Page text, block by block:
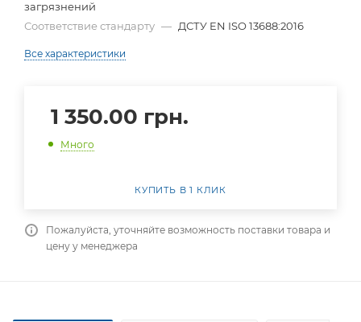
загрязнений
Соответствие стандарту — ДСТУ EN ISO 13688:2016
Все характеристики
1 350.00 грн.
Много
КУПИТЬ В 1 КЛИК
Пожалуйста, уточняйте возможность поставки товара и
цену у менеджера